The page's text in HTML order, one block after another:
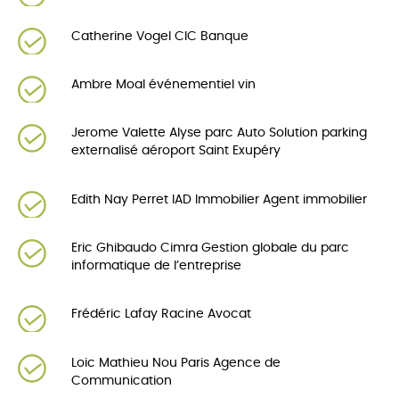
Catherine Vogel CIC Banque
Ambre Moal événementiel vin
Jerome Valette Alyse parc Auto Solution parking
externalisé aéroport Saint Exupéry
Edith Nay Perret IAD Immobilier Agent immobilier
Eric Ghibaudo Cimra Gestion globale du parc
informatique de l’entreprise
Frédéric Lafay Racine Avocat
Loic Mathieu Nou Paris Agence de
Communication